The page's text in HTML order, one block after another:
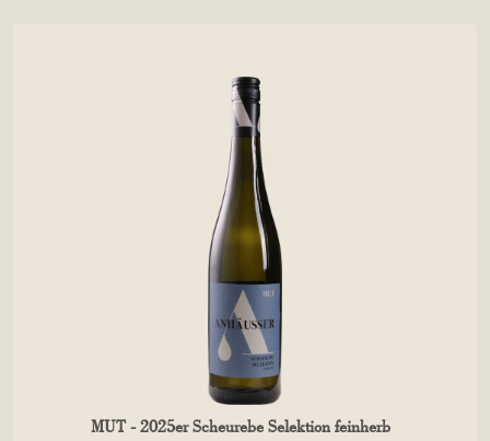
MUT - 2025er Scheurebe Selektion feinherb